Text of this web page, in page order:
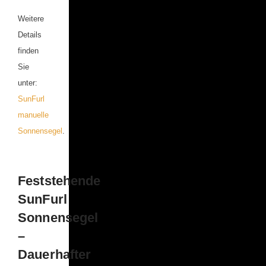
Weitere
Details
finden
Sie
unter:
SunFurl
manuelle
Sonnensegel
Feststehende
SunFurl
Sonnensegel
–
Dauerhafter